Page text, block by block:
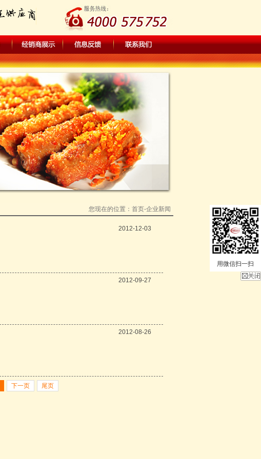
您现在的位置： 首页-企业新闻
2012-12-03
2012-09-27
2012-08-26
下一页 尾页
用微信扫一扫